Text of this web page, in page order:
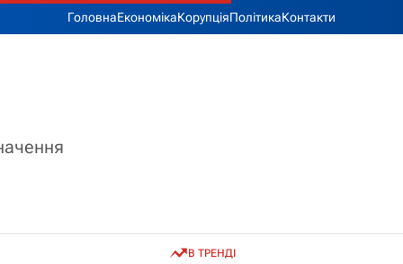
ГоловнаЕкономікаКорупціяПолітикаКонтакти
В ТРЕНДІ